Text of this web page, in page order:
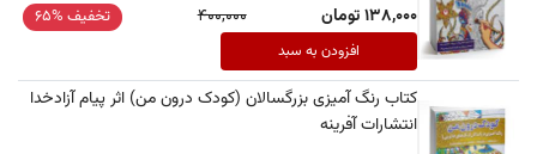
138,000 تومان
400,000 تخفیف %65
افزودن به سبد
کتاب رنگ آمیزی بزرگسالان (کودک درون من) اثر پیام آزادخدا
انتشارات آفرینه